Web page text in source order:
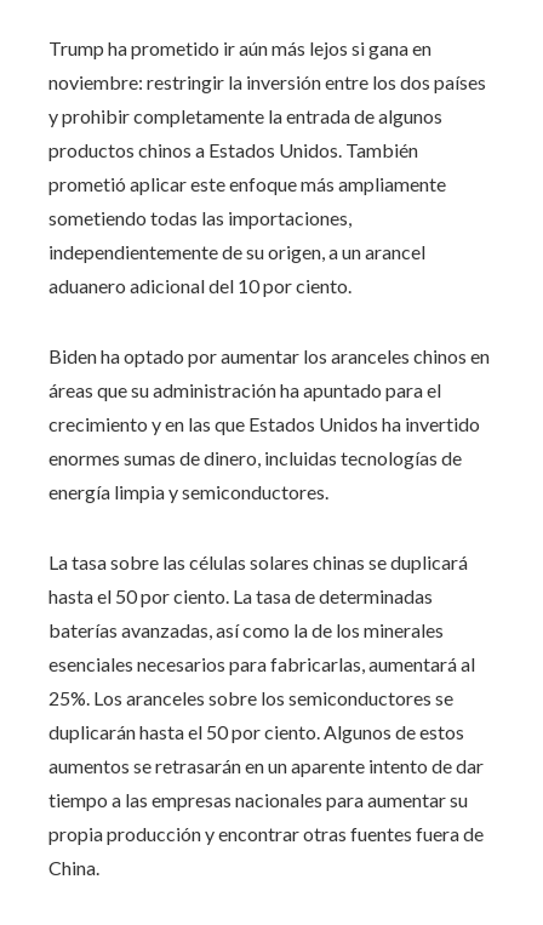
Trump ha prometido ir aún más lejos si gana en
noviembre: restringir la inversión entre los dos países
y prohibir completamente la entrada de algunos
productos chinos a Estados Unidos. También
prometió aplicar este enfoque más ampliamente
sometiendo todas las importaciones,
independientemente de su origen, a un arancel
aduanero adicional del 10 por ciento.
Biden ha optado por aumentar los aranceles chinos en
áreas que su administración ha apuntado para el
crecimiento y en las que Estados Unidos ha invertido
enormes sumas de dinero, incluidas tecnologías de
energía limpia y semiconductores.
La tasa sobre las células solares chinas se duplicará
hasta el 50 por ciento. La tasa de determinadas
baterías avanzadas, así como la de los minerales
esenciales necesarios para fabricarlas, aumentará al
25%. Los aranceles sobre los semiconductores se
duplicarán hasta el 50 por ciento. Algunos de estos
aumentos se retrasarán en un aparente intento de dar
tiempo a las empresas nacionales para aumentar su
propia producción y encontrar otras fuentes fuera de
China.